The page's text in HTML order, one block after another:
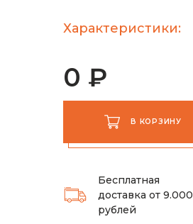
Характеристики:
0 ₽
В КОРЗИНУ
Бесплатная
доставка от 9.000
рублей